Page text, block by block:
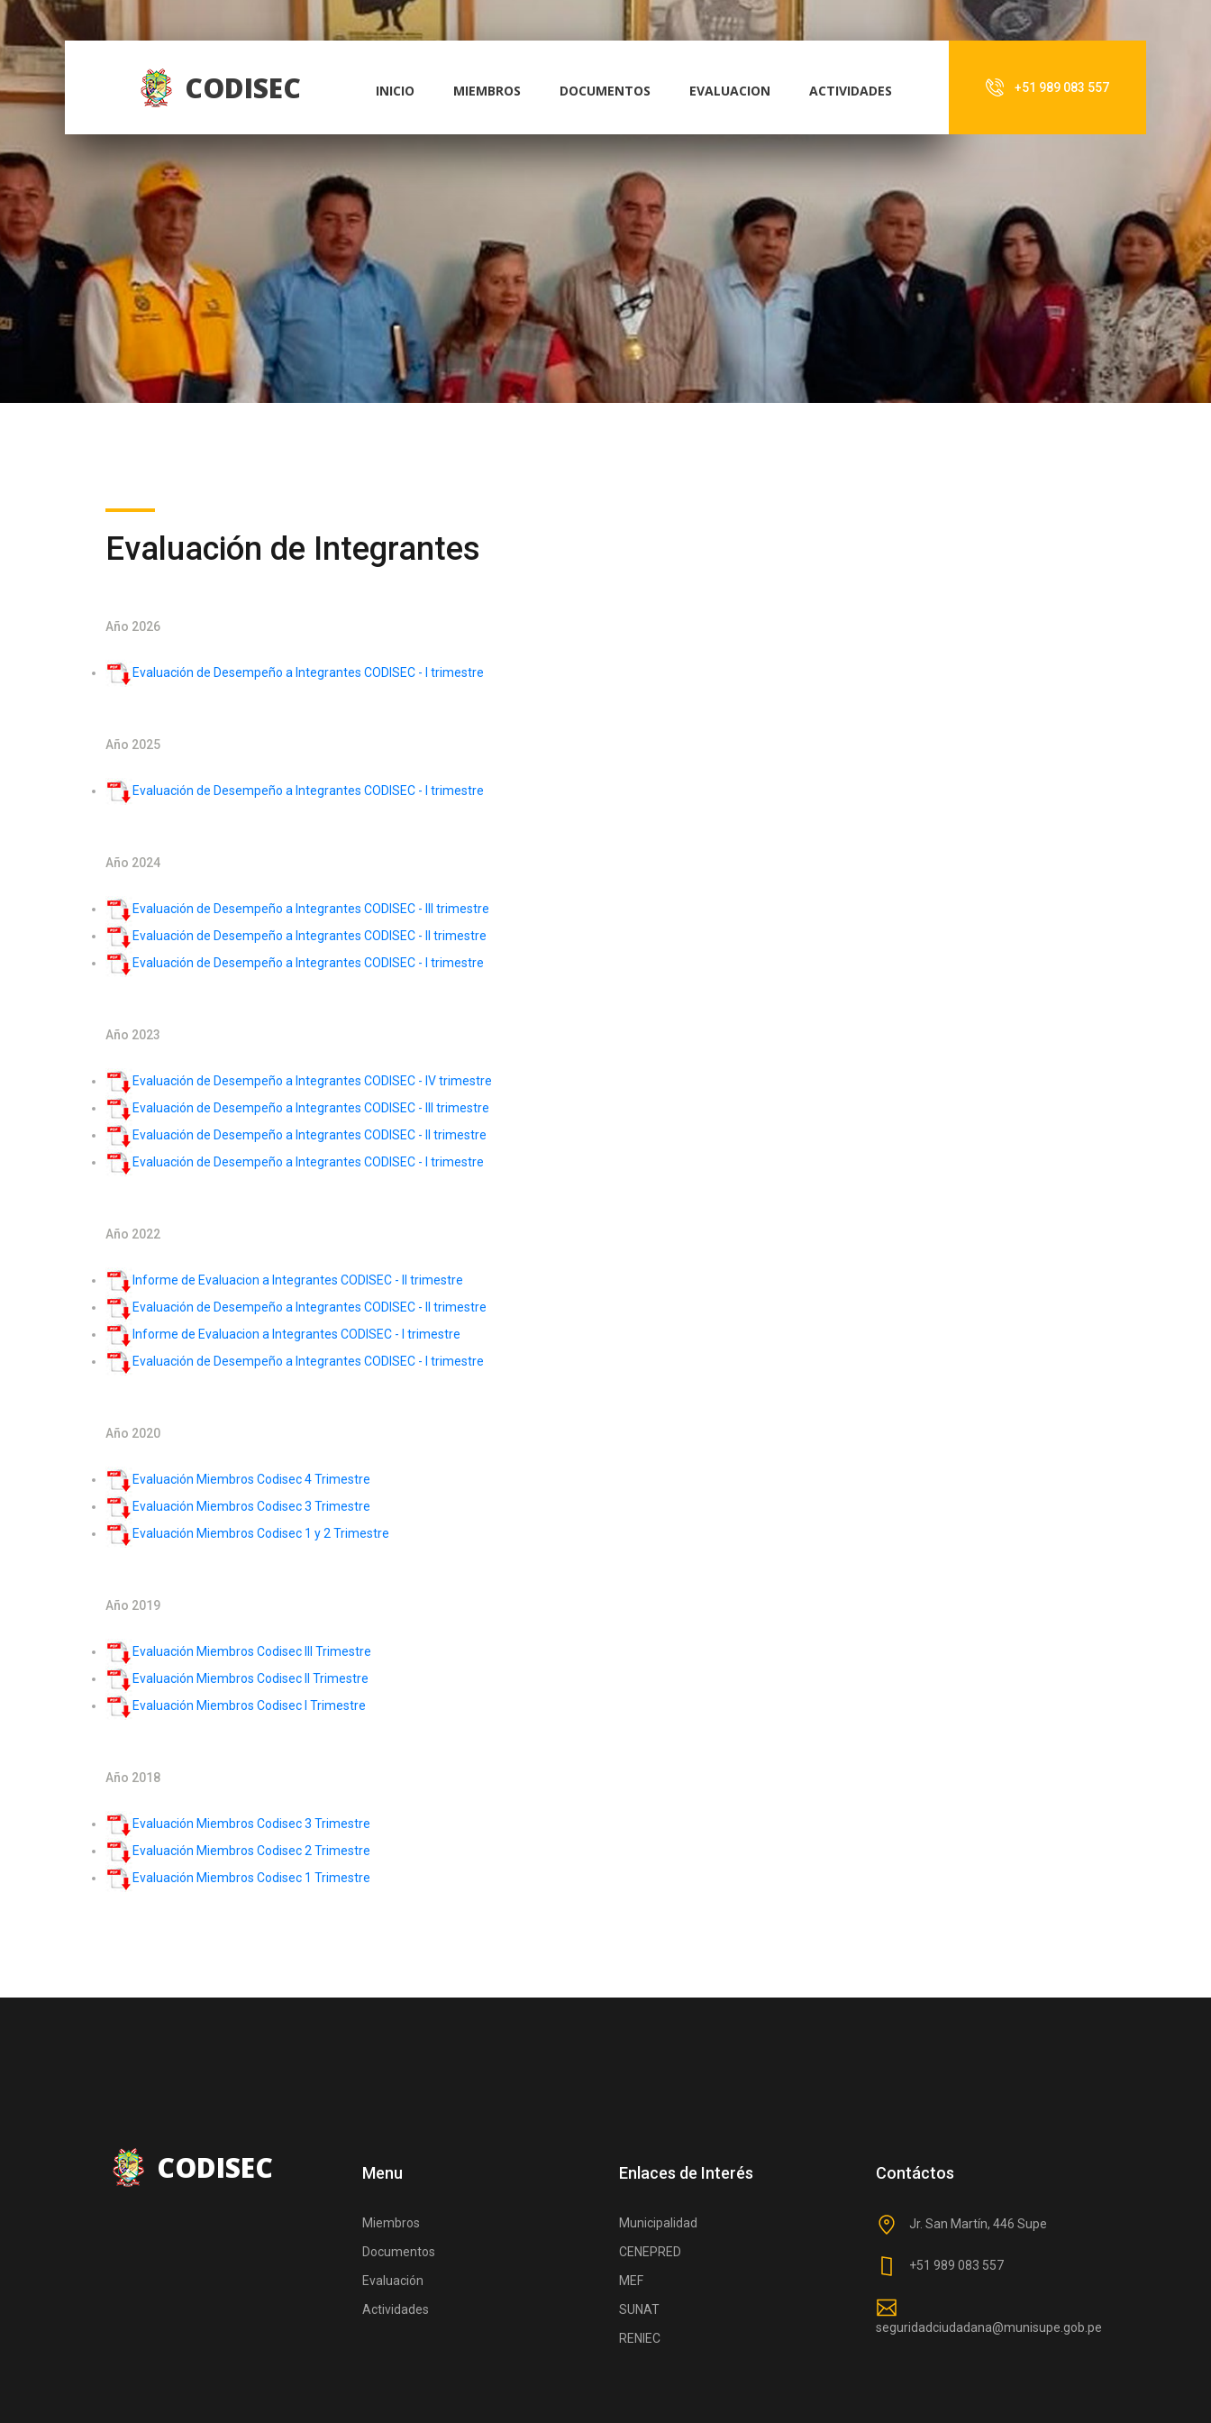
CODISEC INICIO MIEMBROS DOCUMENTOS EVALUACION ACTIVIDADES +51 989 083 557
Evaluación de Integrantes
Año 2026
Evaluación de Desempeño a Integrantes CODISEC - I trimestre
Año 2025
Evaluación de Desempeño a Integrantes CODISEC - I trimestre
Año 2024
Evaluación de Desempeño a Integrantes CODISEC - III trimestre
Evaluación de Desempeño a Integrantes CODISEC - II trimestre
Evaluación de Desempeño a Integrantes CODISEC - I trimestre
Año 2023
Evaluación de Desempeño a Integrantes CODISEC - IV trimestre
Evaluación de Desempeño a Integrantes CODISEC - III trimestre
Evaluación de Desempeño a Integrantes CODISEC - II trimestre
Evaluación de Desempeño a Integrantes CODISEC - I trimestre
Año 2022
Informe de Evaluacion a Integrantes CODISEC - II trimestre
Evaluación de Desempeño a Integrantes CODISEC - II trimestre
Informe de Evaluacion a Integrantes CODISEC - I trimestre
Evaluación de Desempeño a Integrantes CODISEC - I trimestre
Año 2020
Evaluación Miembros Codisec 4 Trimestre
Evaluación Miembros Codisec 3 Trimestre
Evaluación Miembros Codisec 1 y 2 Trimestre
Año 2019
Evaluación Miembros Codisec III Trimestre
Evaluación Miembros Codisec II Trimestre
Evaluación Miembros Codisec I Trimestre
Año 2018
Evaluación Miembros Codisec 3 Trimestre
Evaluación Miembros Codisec 2 Trimestre
Evaluación Miembros Codisec 1 Trimestre
CODISEC Menu
Miembros
Documentos
Evaluación
Actividades
Enlaces de Interés
Municipalidad
CENEPRED
MEF
SUNAT
RENIEC
Contáctos
Jr. San Martín, 446 Supe
+51 989 083 557
seguridadciudadana@munisupe.gob.pe